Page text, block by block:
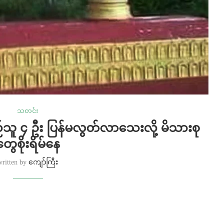
သတင်း
၄ ဦး ပြန်မလွတ်လာသေးလို့ မိသားစု
ေစိုးရိမ်နေ
byကျော်ကြီး